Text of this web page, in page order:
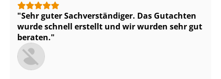
Sehr guter Sach­ver­stän­di­ger. Das Gutachten
wurde schnell erstellt und wir wurden sehr gut
beraten.